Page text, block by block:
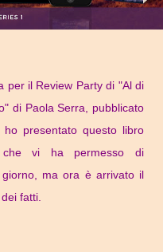
per il Review Party di "Al di
di Paola Serra, pubblicato
presentato questo libro
che vi ha permesso di
ma ora è arrivato il
fatti.